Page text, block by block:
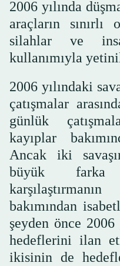
2006 yılında
araçların
silahlar ve
kullanımıyla
2006 yılındaki
çatışmalar
günlük
kayıplar
Ancak iki
büyük farka
bakımından
şeyden önce
hedeflerini ilan
ikisinin de